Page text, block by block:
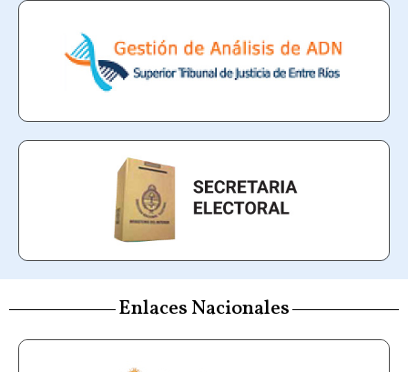
Enlaces Nacionales